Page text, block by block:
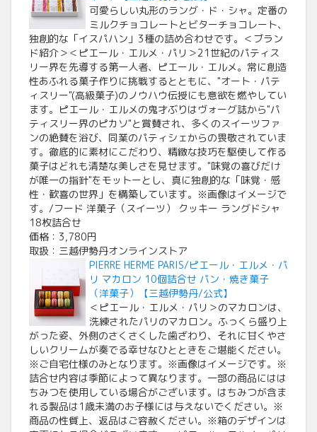
可愛らしい丸形のラング・ド・シャ。定番の
ミルクチョコレートとビターチョコレート、
独創的な「イスパハン」3種の詰め合わせです。＜ブラン
ド紹介＞＜ピエール・エルメ・パリ＞21世紀のパティス
リー界を先導する第一人者、ピエール・エルメ。常に創造
性あふれる菓子作りに挑戦するとともに、"オート・パテ
ィスリー"(高級菓子)のノウハウ伝授にも意欲を燃やしてい
ます。ピエール・エルメの鬼才ぶりはヴォーグ誌から"パ
ティスリー界のピカソ"と賞賛され、多くのスイーツファ
ンの絶賛を浴び、同業のパティシェからの畏敬されていま
す。徹底的に素材にこだわり、精緻な技巧を駆使して作る
菓子はどれも清楚な美しさを見せます。"味覚の喜びだけ
が唯一の指針"をモットーとし、真に独創的な「味覚・感
性・歓喜の世界」を構築しています。※画像はイメージで
す。/フード 洋菓子（スイーツ） クッキー ラングドシャ
18枚詰合せ
価格：3,780円
取扱：三越伊勢丹オンラインストア
PIERRE HERME PARIS/ピエール・エルメ・パ
リ マカロン 10個詰合せ パン・焼き菓子
（洋菓子）【三越伊勢丹/公式】
＜ピエール・エルメ・パリ＞のマカロンは、
洗練されたパリのマカロン。ふっくら盛り上
がった姿、外側のさくさくした歯ざわり、それに甘くやさ
しいクリームが奏でる幸せなひとときをご堪能ください。
※ご自宅仕様のみとなります。※画像はイメージです。※
詰合せ内容は季節によって異なります。一部の商品にはは
ちみつを使用している場合がございます。はちみつが含ま
れる製品は1歳未満のお子様には与えないでください。※
商品の性質上、返品はご容赦ください。※箱のデザインは